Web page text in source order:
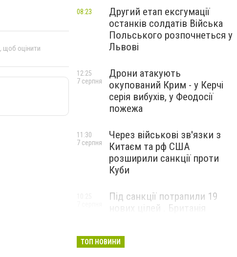
, щоб оцінити
Другий етап ексгумації
останків солдатів Війська
Польського розпочнеться у
Львові
08:23
Дрони атакують
окупований Крим - у Керчі
серія вибухів, у Феодосії
пожежа
12:25
7 серпня
Через військові зв'язки з
Китаєм та рф США
розширили санкції проти
Куби
11:30
7 серпня
Під санкції потрапили 19
нових цілей . Британія
ТОП НОВИНИ